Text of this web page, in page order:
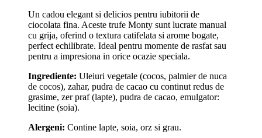
Un cadou elegant si delicios pentru iubitorii de
ciocolata fina. Aceste trufe Monty sunt lucrate manual
cu grija, oferind o textura catifelata si arome bogate,
perfect echilibrate. Ideal pentru momente de rasfat sau
pentru a impresiona in orice ocazie speciala.
Ingrediente: Uleiuri vegetale (cocos, palmier de nuca
de cocos), zahar, pudra de cacao cu continut redus de
grasime, zer praf (lapte), pudra de cacao, emulgator:
lecitine (soia).
Alergeni: Contine lapte, soia, orz si grau.